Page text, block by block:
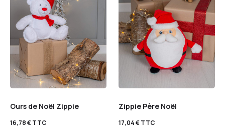
Ours de Noël Zippie
16,78€TTC
Zippie Père Noël
17,04€TTC